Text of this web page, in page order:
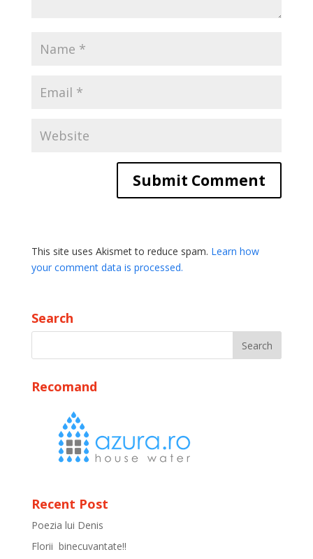
This site uses Akismet to reduce spam. Learn how
your comment data is processed.
Search
Recomand
Recent Post
Poezia lui Denis
Florii binecuvantate!!